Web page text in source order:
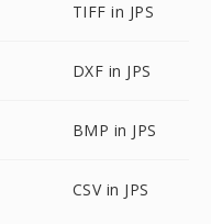
TIFF in JPS
DXF in JPS
BMP in JPS
CSV in JPS